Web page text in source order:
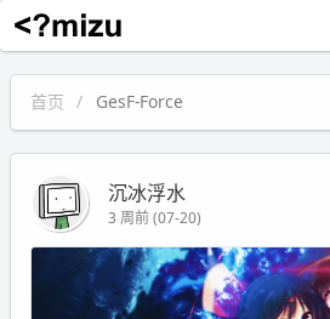
沉冰浮水
首页 GesF-Force
沉冰浮水
3 周前 (07-20)